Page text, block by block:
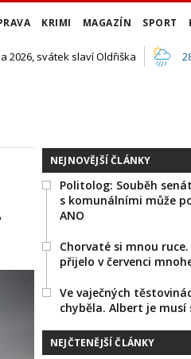
KRIMI MAGAZÍN SPORT
2026, svátek slaví Oldřiška
NEJNOVĚJŠÍ ČLÁNKY
Politolog: Souběh
s komunálními může
ANO
Chorvaté si mnou
přijelo v červenci
Ve vaječných
chyběla. Albert je
NEJČTENĚJŠÍ ČLÁNKY